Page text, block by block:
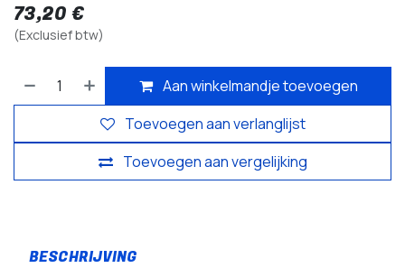
73,20 €
(Exclusief btw)
Aan winkelmandje toevoegen
Toevoegen aan vergelijking
Toevoegen aan verlanglijst